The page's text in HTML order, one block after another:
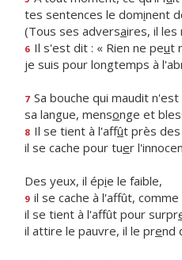
tes sentences le dominent
(Tous ses adversaires, il les
6 Il s'est dit : « Rien ne peut
je suis pour longtemps à
7 Sa bouche qui maudit
sa langue, mensonge et
8 Il se tient à l'affût près des
il se cache pour tuer
Des yeux, il épie le faible,
9 il se cache à l'affût, comme
il se tient à l'affût pour surpr
il attire le pauvre, il le prend